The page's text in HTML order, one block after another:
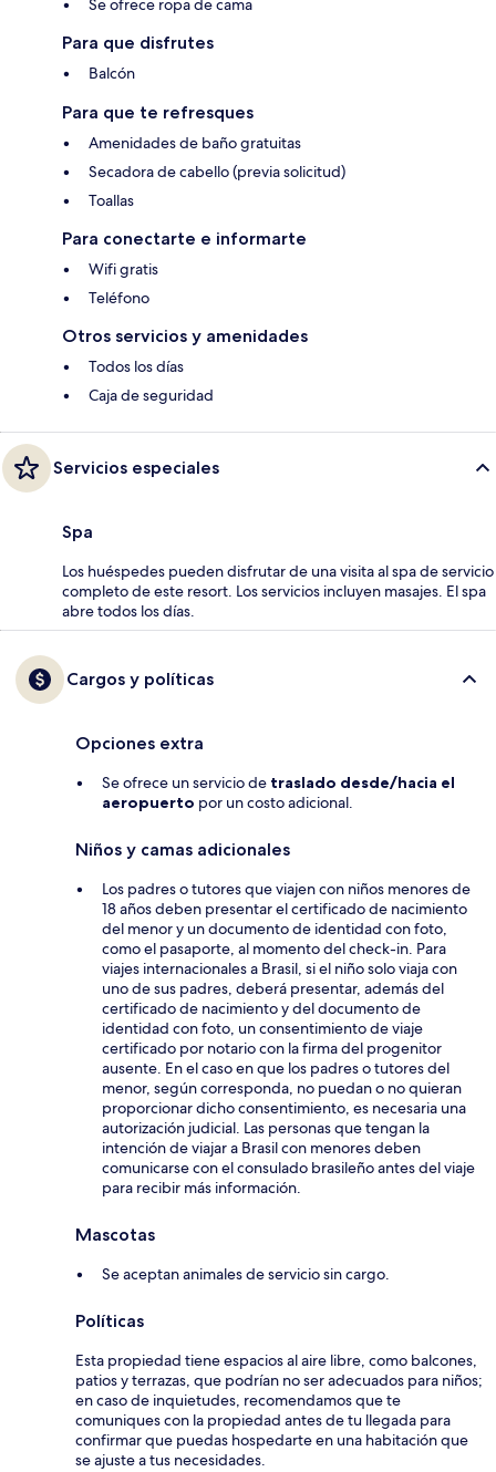
Se ofrece ropa de cama
Para que disfrutes
Balcón
Para que te refresques
Amenidades de baño gratuitas
Secadora de cabello (previa solicitud)
Toallas
Para conectarte e informarte
Wifi gratis
Teléfono
Otros servicios y amenidades
Todos los días
Caja de seguridad
Servicios especiales
Spa
Los huéspedes pueden disfrutar de una visita al spa de servicio
completo de este resort. Los servicios incluyen masajes. El spa
abre todos los días.
Cargos y políticas
Opciones extra
Se ofrece un servicio de traslado desde/hacia el
aeropuerto por un costo adicional.
Niños y camas adicionales
Los padres o tutores que viajen con niños menores de
18 años deben presentar el certificado de nacimiento
del menor y un documento de identidad con foto,
como el pasaporte, al momento del check-in. Para
viajes internacionales a Brasil, si el niño solo viaja con
uno de sus padres, deberá presentar, además del
certificado de nacimiento y del documento de
identidad con foto, un consentimiento de viaje
certificado por notario con la firma del progenitor
ausente. En el caso en que los padres o tutores del
menor, según corresponda, no puedan o no quieran
proporcionar dicho consentimiento, es necesaria una
autorización judicial. Las personas que tengan la
intención de viajar a Brasil con menores deben
comunicarse con el consulado brasileño antes del viaje
para recibir más información.
Mascotas
Se aceptan animales de servicio sin cargo.
Políticas
Esta propiedad tiene espacios al aire libre, como balcones,
patios y terrazas, que podrían no ser adecuados para niños;
en caso de inquietudes, recomendamos que te
comuniques con la propiedad antes de tu llegada para
confirmar que puedas hospedarte en una habitación que
se ajuste a tus necesidades.